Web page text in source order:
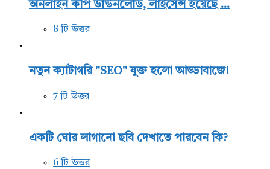
অনলাইন কপি ডাউনলোড, লাইসেন্স হয়েছে ...
8 টি উত্তর
নতুন ক্যাটাগরি "SEO" যুক্ত হলো আড্ডাবাজে!
7 টি উত্তর
একটি ঘোর লাগানো ছবি দেখাতে পারবেন কি?
6 টি উত্তর